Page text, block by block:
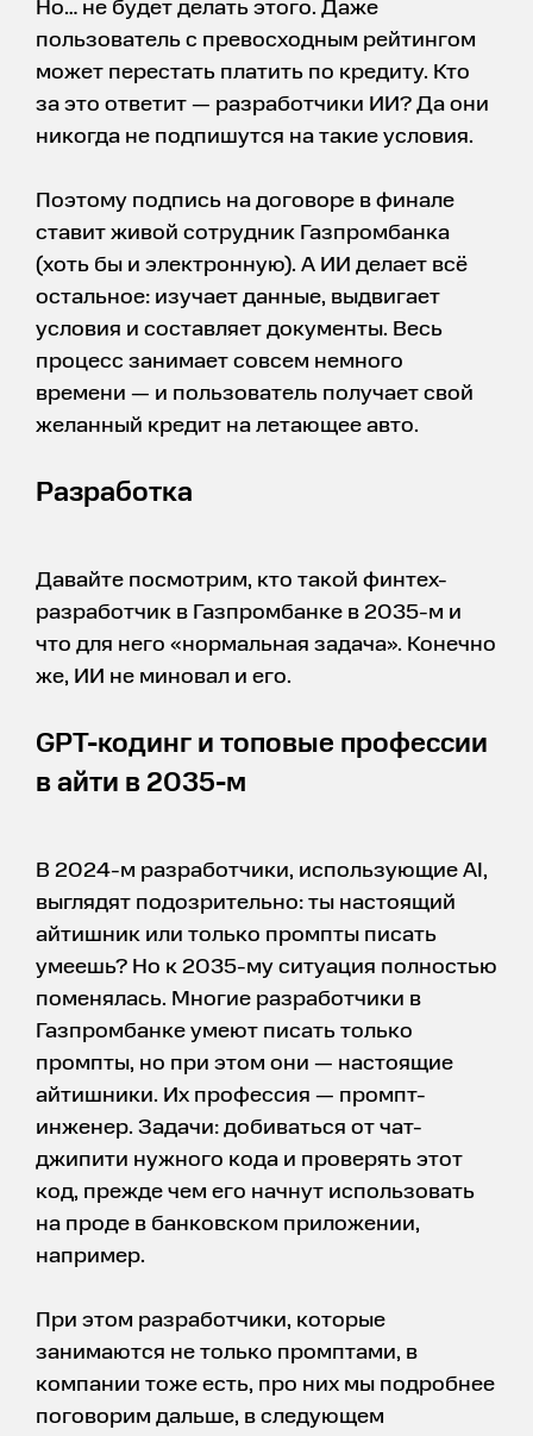
Но… не будет делать этого. Даже
пользователь с превосходным рейтингом
может перестать платить по кредиту. Кто
за это ответит — разработчики ИИ? Да они
никогда не подпишутся на такие условия.
Поэтому подпись на договоре в финале
ставит живой сотрудник Газпромбанка
(хоть бы и электронную). А ИИ делает всё
остальное: изучает данные, выдвигает
условия и составляет документы. Весь
процесс занимает совсем немного
времени — и пользователь получает свой
желанный кредит на летающее авто.
Разработка
Давайте посмотрим, кто такой финтех-
разработчик в Газпромбанке в 2035-м и
что для него «нормальная задача». Конечно
же, ИИ не миновал и его.
GPT-кодинг и топовые профессии
в айти в 2035-м
В 2024-м разработчики, использующие AI,
выглядят подозрительно: ты настоящий
айтишник или только промпты писать
умеешь? Но к 2035-му ситуация полностью
поменялась. Многие разработчики в
Газпромбанке умеют писать только
промпты, но при этом они — настоящие
айтишники. Их профессия — промпт-
инженер. Задачи: добиваться от чат-
джипити нужного кода и проверять этот
код, прежде чем его начнут использовать
на проде в банковском приложении,
например.
При этом разработчики, которые
занимаются не только промптами, в
компании тоже есть, про них мы подробнее
поговорим дальше, в следующем